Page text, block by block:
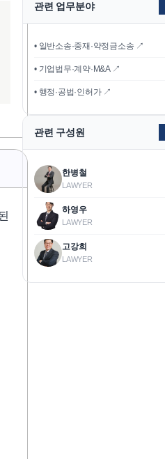
관련 업무분야
• 일반소송·중재·약정금소송 ↗
• 기업법무·계약·M&A ↗
• 행정·공법·인허가 ↗
관련 구성원
한병철
LAWYER
하영우
LAWYER
고강희
LAWYER